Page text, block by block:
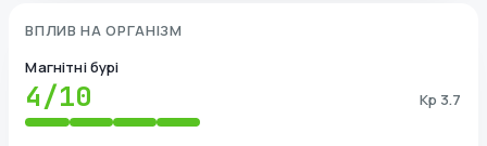
ВПЛИВ НА ОРГАНІЗМ
Магнітні бурі
4/10 Kp 3.7